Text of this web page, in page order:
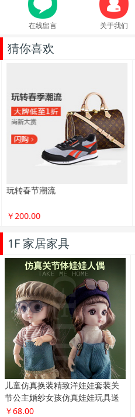
在线留言 关于我们
猜你喜欢
玩转春节潮流
￥200.00
1F 家居家具
儿童仿真换装精致洋娃娃套装关
节公主婚纱女孩仿真娃娃玩具送
礼物
￥68.00